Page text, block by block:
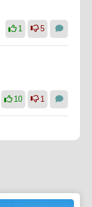
1 5
10 1